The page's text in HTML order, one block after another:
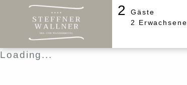
2
Gäste
2 Erwachsene
Loading...